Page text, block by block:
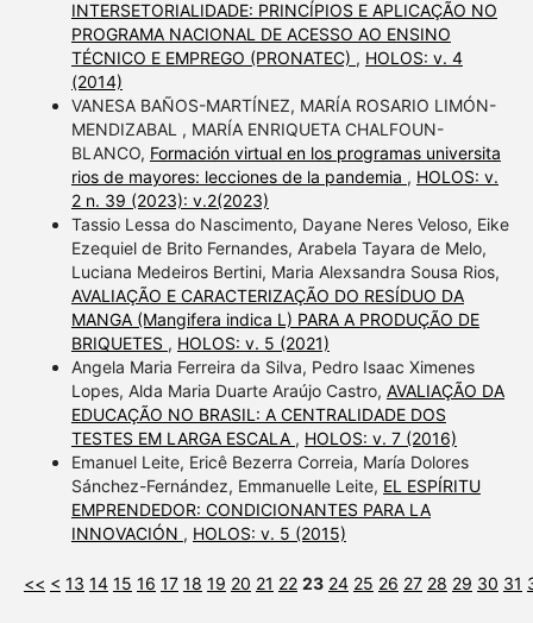
INTERSETORIALIDADE: PRINCÍPIOS E APLICAÇÃO NO
PROGRAMA NACIONAL DE ACESSO AO ENSINO
TÉCNICO E EMPREGO (PRONATEC) , HOLOS: v. 4
(2014)
VANESA BAÑOS-MARTÍNEZ, MARÍA ROSARIO LIMÓN-
MENDIZABAL , MARÍA ENRIQUETA CHALFOUN-
BLANCO, Formación virtual en los programas universita
rios de mayores: lecciones de la pandemia , HOLOS: v.
2 n. 39 (2023): v.2(2023)
Tassio Lessa do Nascimento, Dayane Neres Veloso, Eike
Ezequiel de Brito Fernandes, Arabela Tayara de Melo,
Luciana Medeiros Bertini, Maria Alexsandra Sousa Rios,
AVALIAÇÃO E CARACTERIZAÇÃO DO RESÍDUO DA
MANGA (Mangifera indica L) PARA A PRODUÇÃO DE
BRIQUETES , HOLOS: v. 5 (2021)
Angela Maria Ferreira da Silva, Pedro Isaac Ximenes
Lopes, Alda Maria Duarte Araújo Castro, AVALIAÇÃO DA
EDUCAÇÃO NO BRASIL: A CENTRALIDADE DOS
TESTES EM LARGA ESCALA , HOLOS: v. 7 (2016)
Emanuel Leite, Ericê Bezerra Correia, María Dolores
Sánchez-Fernández, Emmanuelle Leite, EL ESPÍRITU
EMPRENDEDOR: CONDICIONANTES PARA LA
INNOVACIÓN , HOLOS: v. 5 (2015)
<< < 13 14 15 16 17 18 19 20 21 22 23 24 25 26 27 28 29 30 31